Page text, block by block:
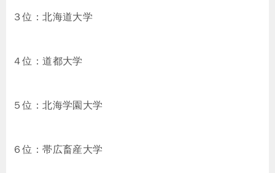
３位：北海道大学
４位：道都大学
５位：北海学園大学
６位：帯広畜産大学